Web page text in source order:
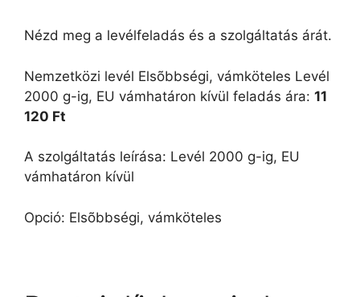
Nézd meg a levélfeladás és a szolgáltatás árát.
Nemzetközi levél Elsõbbségi, vámköteles Levél
2000 g-ig, EU vámhatáron kívül feladás ára: 11
120 Ft
A szolgáltatás leírása: Levél 2000 g-ig, EU
vámhatáron kívül
Opció: Elsõbbségi, vámköteles